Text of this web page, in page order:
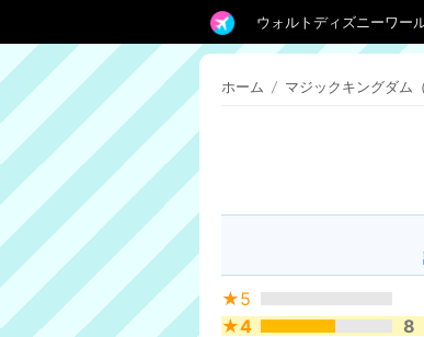
ウォルトディズニーワー
ホーム / マジックキングダム
★5
★4
8